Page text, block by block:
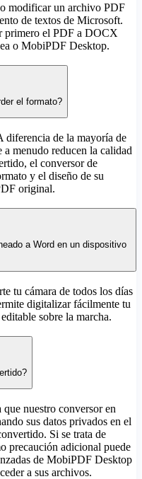
modificar un archivo PDF
de textos de Microsoft.
primero el PDF a DOCX
o MobiPDF Desktop.
el formato?
diferencia de la mayoría de
a menudo reducen la calidad
el conversor de
y el diseño de su
original.
a Word en un dispositivo
tu cámara de todos los días
digitalizar fácilmente tu
sobre la marcha.
nuestro conversor en
sus datos privados en el
Si se trata de
precaución adicional puede
de MobiPDF Desktop
a sus archivos.